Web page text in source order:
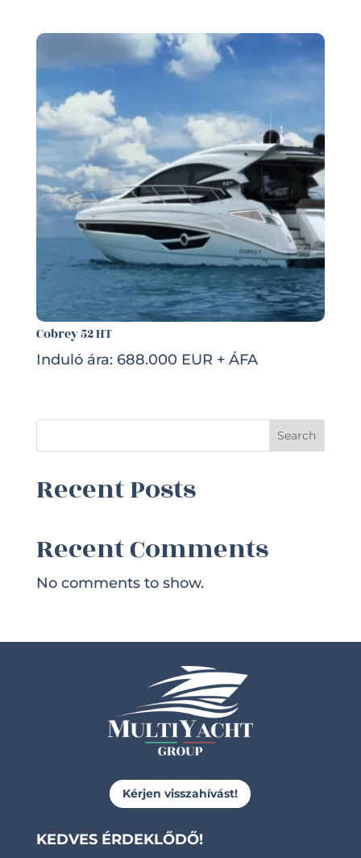
Cobrey 52 HT
Induló ára: 688.000 EUR + ÁFA
Search
Recent Posts
Recent Comments
No comments to show.
Kérjen visszahívást!
KEDVES ÉRDEKLŐDŐ!